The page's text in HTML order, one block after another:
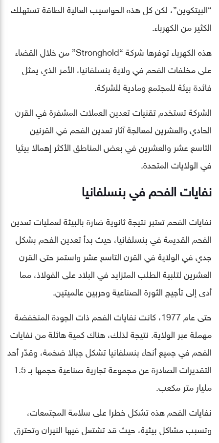
“البيتكوين”، لكن كل هذه الحواسيب العالية الطاقة تستهلك
الكثير من الكهرباء.
هذه الكهرباء توفرها شركة “Stronghold” من خلال القضاء
على مخلفات الفحم في ولاية بنسلفانيا، الأمر الذي يمثل
فائدة بيئة للمجتمع ومادية للشركة.
الشركة تستخدم تقنيات تعدين العملات المشفرة في القرن
الحادي والعشرين لمعالجة آثار تعدين الفحم في القرنين
التاسع عشر والعشرين في بعض المناطق الأكثر إهمالا بيئيا
في الولايات المتحدة.
نفايات الفحم في بنسلفانيا
نفايات الفحم تعتبر نتيجة ثانوية ضارة بالبيئة لعمليات تعدين
الفحم القديمة في بنسلفانيا، حيث بدأ تعدين الفحم بشكل
جدي في الولاية في القرن التاسع عشر واستمر حتى القرن
العشرين لتلبية الطلب المتزايد في البلاد على الفولاذ، مما
أدى إلى تأجيج الثورة الصناعية وحربين عالميتين.
حتى عام 1977، كانت نفايات الفحم ذات الجودة المنخفضة
مهملة عبر الولاية. نتيجة لذلك، هناك كمية هائلة من نفايات
الفحم في جميع أنحاء بنسلفانيا تشكل جبالا ضخمة، وقدّر أحد
التقديرات الصادرة عن مجموعة تجارية صناعية حجمها بـ 1.5
مليار متر مكعب.
نفايات الفحم هذه تشكل خطرا على سلامة المجتمعات،
وتسبب مشاكل بيئية، حيث قد تشتعل فيها النيران وتحترق